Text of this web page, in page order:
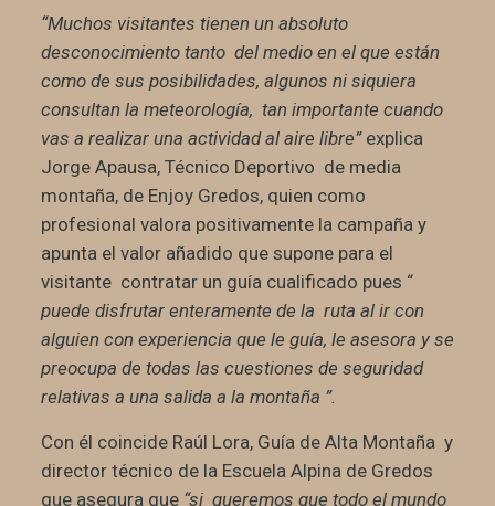
“Muchos visitantes tienen un absoluto
desconocimiento tanto del medio en el que están
como de sus posibilidades, algunos ni siquiera
consultan la meteorología, tan importante cuando
vas a realizar una actividad al aire libre”explica
Jorge Apausa, Técnico Deportivo de media
montaña, de Enjoy Gredos, quien como
profesional valora positivamente la campaña y
apunta el valor añadido que supone para el
visitante contratar un guía cualificado pues “
puede disfrutar enteramente de la ruta al ir con
alguien con experiencia que le guía, le asesora y se
preocupa de todas las cuestiones de seguridad
relativas a una salida a la montaña ”.
Con él coincide Raúl Lora, Guía de Alta Montaña y
director técnico de la Escuela Alpina de Gredos
que asegura que “si queremos que todo el mundo